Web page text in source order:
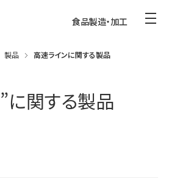
食品製造・加工
製品 高速ラインに関する製品
”に関する製品